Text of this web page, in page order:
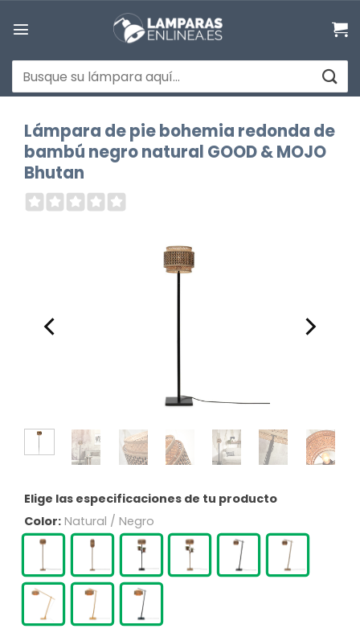
Buscar
por:
Lámpara de pie bohemia redonda de
bambú negro natural GOOD & MOJO
Bhutan
Elige las especificaciones de tu producto
Color: Natural / Negro